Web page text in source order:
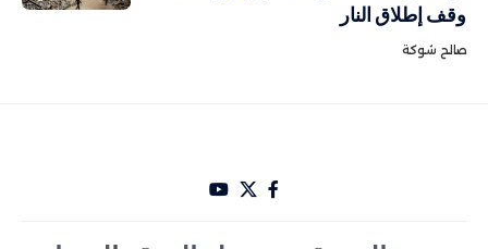
وقف إطلاق النار
صالح شوكة